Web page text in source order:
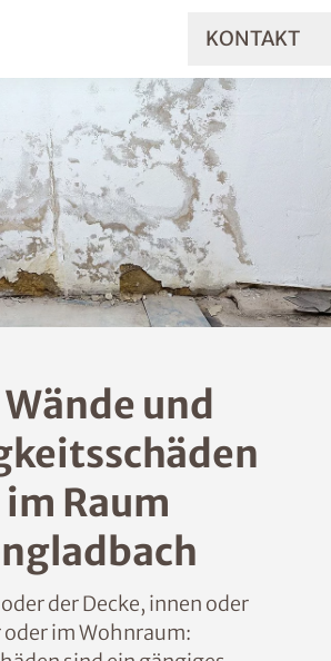
KONTAKT
und
im Raum
der Decke, innen oder
im Wohnraum: